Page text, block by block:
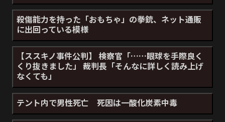
殺傷能力を持った「おもちゃ」の拳銃、ネット通販
に出回っている模様
【ススキノ事件公判】 検察官「……眼球を手際良く
くり抜きました」 裁判長「そんなに詳しく読み上げ
なくても」
テント内で男性死亡 死因は一酸化炭素中毒